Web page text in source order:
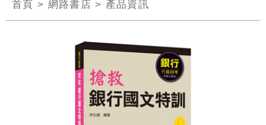
首頁 > 網路書店 > 產品資訊